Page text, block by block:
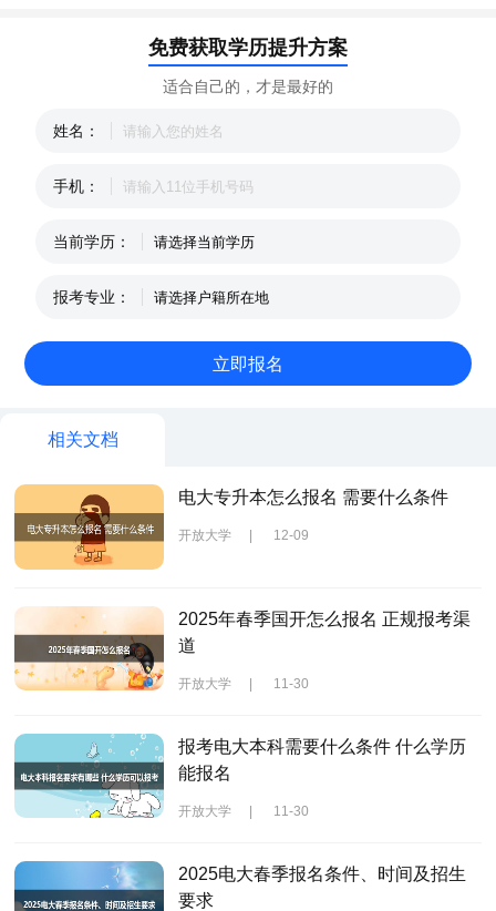
免费获取学历提升方案
适合自己的，才是最好的
姓名：
手机：
当前学历：
报考专业：
相关文档
电大专升本怎么报名 需要什么条件
开放大学 | 12-09
2025年春季国开怎么报名 正规报考渠
道
开放大学 | 11-30
报考电大本科需要什么条件 什么学历
能报名
开放大学 | 11-30
2025电大春季报名条件、时间及招生
要求